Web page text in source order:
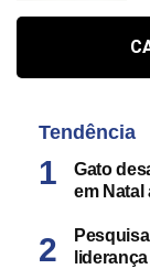
Tendência
Gato
em Natal